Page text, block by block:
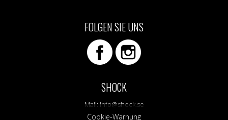
FOLGEN SIE UNS
SHOCK
Mail: info@shock.se
Cookie-Warnung